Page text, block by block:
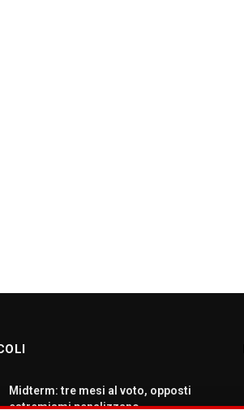
Midterm: tre mesi al voto, opposti
estremismi penalizzano